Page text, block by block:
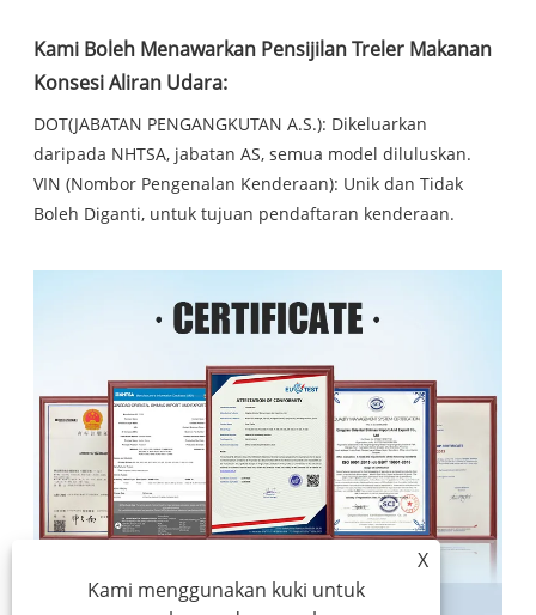
Kami Boleh Menawarkan Pensijilan Treler Makanan
Konsesi Aliran Udara:
DOT(JABATAN PENGANGKUTAN A.S.): Dikeluarkan
daripada NHTSA, jabatan AS, semua model diluluskan.
VIN (Nombor Pengenalan Kenderaan): Unik dan Tidak
Boleh Diganti, untuk tujuan pendaftaran kenderaan.
X
Kami menggunakan kuki untuk